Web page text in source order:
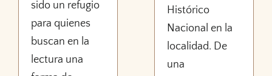
sido un refugio
para quienes
buscan en la
lectura una
Histórico
Nacional en la
localidad. De
una